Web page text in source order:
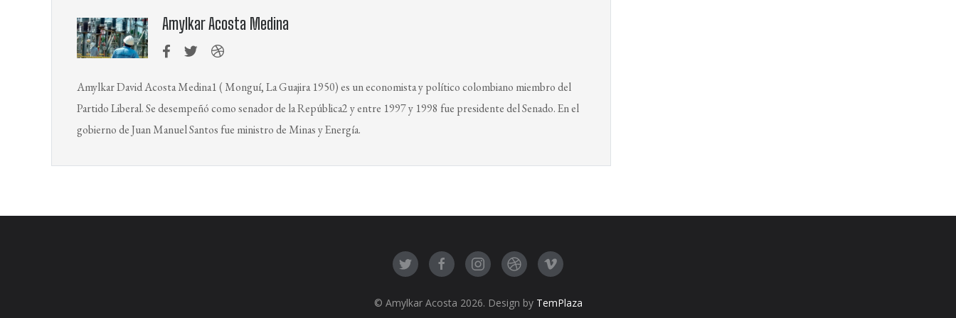
Amylkar Acosta Medina
Amylkar David Acosta Medina1​ ( Monguí, La Guajira 1950) es un economista y político colombiano miembro del
Partido Liberal. Se desempeñó como senador de la República2​ y entre 1997 y 1998 fue presidente del Senado. En el
gobierno de Juan Manuel Santos fue ministro de Minas y Energía.
© Amylkar Acosta 2026. Design by TemPlaza